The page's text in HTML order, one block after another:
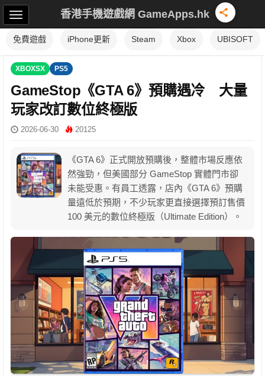
香港手機遊戲網 GameApps.hk
免費遊戲 iPhone更新 Steam Xbox UBISOFT
XBOXSX PS5
GameStop《GTA 6》預購遇冷 大量
玩家改訂數位終極版
2026-06-30 20125
《GTA 6》正式開放預購後，整體市場反應依
然強勁，但美國部分 GameStop 實體門市卻
未能受惠。有員工透露，店內《GTA 6》預購
量遠低於預期，不少玩家更直接選擇預訂售價
100 美元的數位終極版（Ultimate Edition）。